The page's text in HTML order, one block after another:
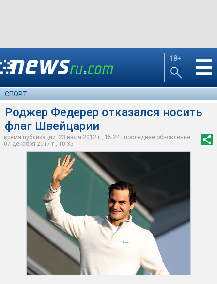
18+ ☰
СПОРТ
Роджер Федерер отказался носить
флаг Швейцарии
время публикации: 23 июля 2012 г., 15:24 | последнее обновление:
07 декабря 2017 г., 10:35